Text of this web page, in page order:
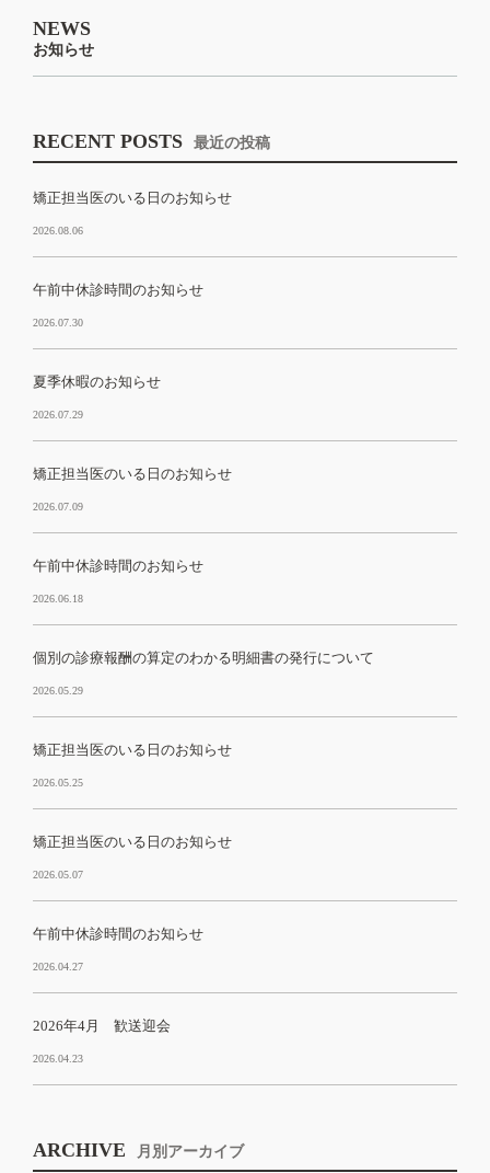
NEWS
お知らせ
RECENT POSTS 最近の投稿
矯正担当医のいる日のお知らせ
2026.08.06
午前中休診時間のお知らせ
2026.07.30
夏季休暇のお知らせ
2026.07.29
矯正担当医のいる日のお知らせ
2026.07.09
午前中休診時間のお知らせ
2026.06.18
個別の診療報酬の算定のわかる明細書の発行について
2026.05.29
矯正担当医のいる日のお知らせ
2026.05.25
矯正担当医のいる日のお知らせ
2026.05.07
午前中休診時間のお知らせ
2026.04.27
2026年4月 歓送迎会
2026.04.23
ARCHIVE 月別アーカイブ